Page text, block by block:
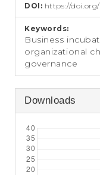
a
DOI: https://doi.org/
Keywords:
Business
organizational
governance
Downloads